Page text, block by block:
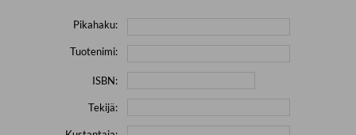
Pikahaku:
Tuotenimi:
ISBN:
Tekijä: